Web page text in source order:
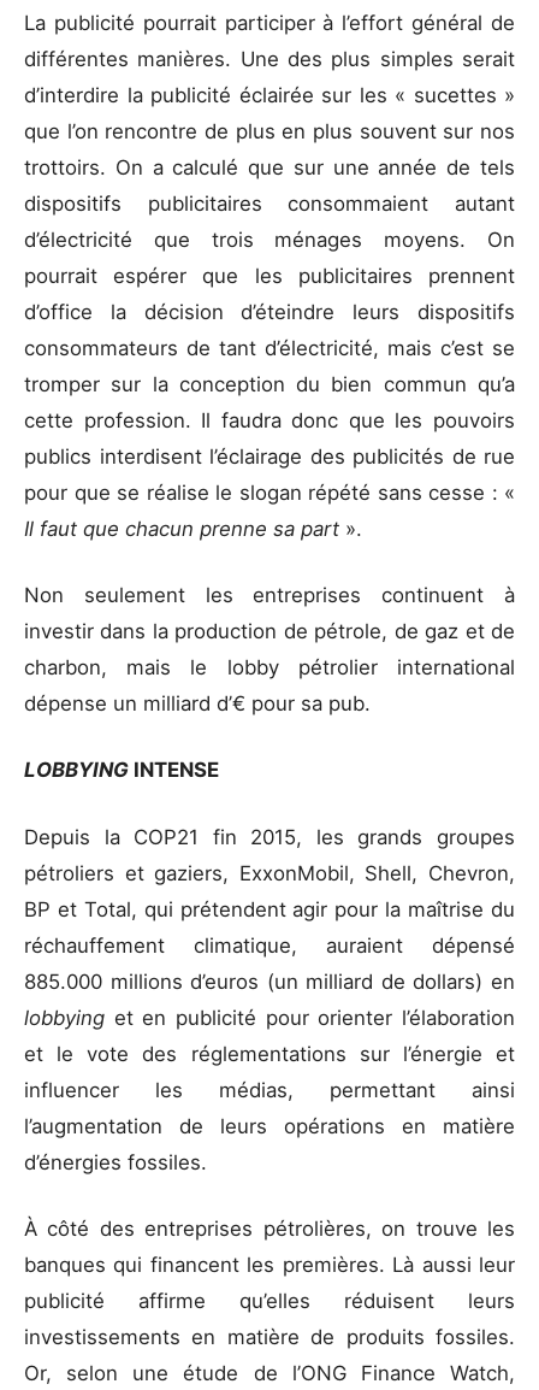
La publicité pourrait participer à l’effort général de
différentes manières. Une des plus simples serait
d’interdire la publicité éclairée sur les « sucettes »
que l’on rencontre de plus en plus souvent sur nos
trottoirs. On a calculé que sur une année de tels
dispositifs publicitaires consommaient autant
d’électricité que trois ménages moyens. On
pourrait espérer que les publicitaires prennent
d’office la décision d’éteindre leurs dispositifs
consommateurs de tant d’électricité, mais c’est se
tromper sur la conception du bien commun qu’a
cette profession. Il faudra donc que les pouvoirs
publics interdisent l’éclairage des publicités de rue
pour que se réalise le slogan répété sans cesse : «
Il faut que chacun prenne sa part ».
Non seulement les entreprises continuent à
investir dans la production de pétrole, de gaz et de
charbon, mais le lobby pétrolier international
dépense un milliard d’€ pour sa pub.
LOBBYING INTENSE
Depuis la COP21 fin 2015, les grands groupes
pétroliers et gaziers, ExxonMobil, Shell, Chevron,
BP et Total, qui prétendent agir pour la maîtrise du
réchauffement climatique, auraient dépensé
885.000 millions d’euros (un milliard de dollars) en
lobbying et en publicité pour orienter l’élaboration
et le vote des réglementations sur l’énergie et
influencer les médias, permettant ainsi
l’augmentation de leurs opérations en matière
d’énergies fossiles.
À côté des entreprises pétrolières, on trouve les
banques qui financent les premières. Là aussi leur
publicité affirme qu’elles réduisent leurs
investissements en matière de produits fossiles.
Or, selon une étude de l’ONG Finance Watch,